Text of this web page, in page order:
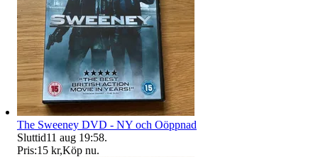
The Sweeney DVD - NY och Oöppnad
Sluttid11 aug 19:58.
Pris:15 kr,Köp nu.